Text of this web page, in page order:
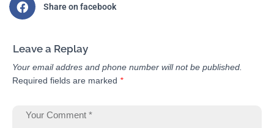
Share on facebook
Leave a Replay
Your email addres and phone number will not be published.
Required fields are marked *